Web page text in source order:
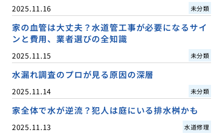
2025.11.16 未分類
家の血管は大丈夫？水道管工事が必要になるサイ
ンと費用、業者選びの全知識
2025.11.15 未分類
水漏れ調査のプロが見る原因の深層
2025.11.14 未分類
家全体で水が逆流？犯人は庭にいる排水桝かも
2025.11.13 水道修理